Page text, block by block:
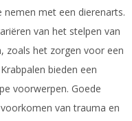
met een dierenarts.
van het stelpen van
zoals het zorgen voor een
bieden een
voorwerpen. Goede
van trauma en